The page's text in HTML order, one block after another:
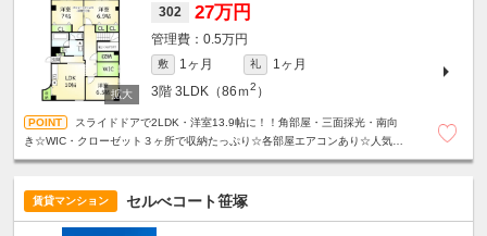
302 27万円
0.5万円
敷 1ヶ月 礼
1ヶ月
3階 3LDK（86ｍ2 ）
スライドドアで2LDK・洋室13.9帖に！！角部屋・三面採光・南向
き☆WIC・クローゼット３ヶ所で収納たっぷり☆各部屋エアコンあり☆人気の
賃貸マンション セルべコート笹塚